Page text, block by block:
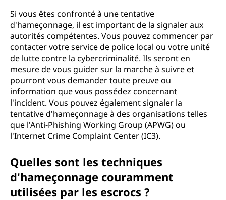
Si vous êtes confronté à une tentative
d'hameçonnage, il est important de la signaler aux
autorités compétentes. Vous pouvez commencer par
contacter votre service de police local ou votre unité
de lutte contre la cybercriminalité. Ils seront en
mesure de vous guider sur la marche à suivre et
pourront vous demander toute preuve ou
information que vous possédez concernant
l'incident. Vous pouvez également signaler la
tentative d'hameçonnage à des organisations telles
que l'Anti-Phishing Working Group (APWG) ou
l'Internet Crime Complaint Center (IC3).
Quelles sont les techniques
d'hameçonnage couramment
utilisées par les escrocs ?